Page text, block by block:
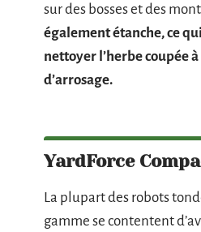
sur des bosses et des
également étanche, ce
nettoyer l’herbe coupée
d’arrosage.
YardForce
La plupart des robots
gamme se contentent